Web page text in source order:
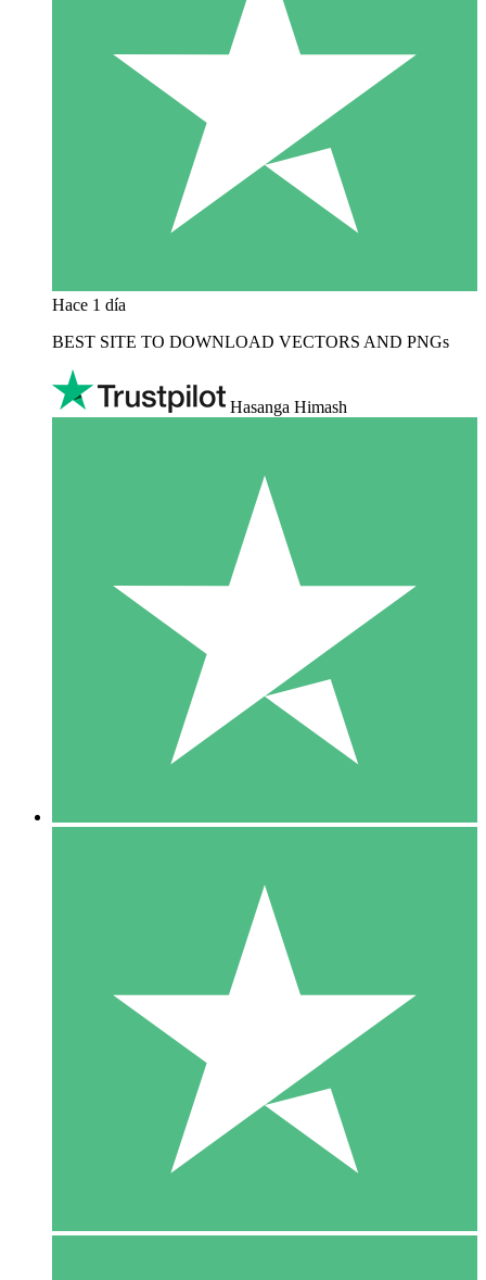
Hace 1 día
BEST SITE TO DOWNLOAD VECTORS AND PNGs
Hasanga Himash